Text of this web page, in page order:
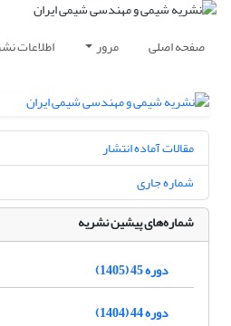
صفحه اصلی مرور اطلاعات
مقالات آماده انتشار
شماره جاری
شماره‌های پیشین نشریه
دوره 45 (1405)
دوره 44 (1404)